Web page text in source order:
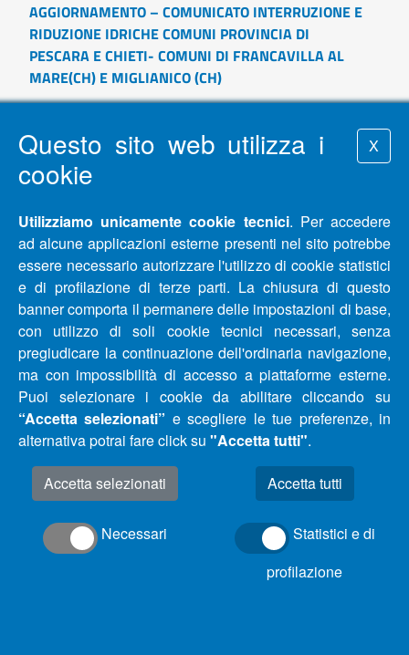
AGGIORNAMENTO – COMUNICATO INTERRUZIONE E
RIDUZIONE IDRICHE COMUNI PROVINCIA DI
PESCARA E CHIETI- COMUNI DI FRANCAVILLA AL
MARE(CH) E MIGLIANICO (CH)
AGGIORNAMENTO – COMUNICATO INTERRUZIONE E
RIDUZIONE IDRICHE COMUNI PROVINCIA DI
PESCARA E CHIETI DAL 25/09/2020 AL 29/09/2020
AGGIORNAMENTO – COMUNICATO INTERRUZIONE E
RIDUZIONE IDRICHE COMUNI PROVINCIA DI
PESCARA, CHIETI E TERAMO DAL 22/09/2020 AL
25/09/2020
AGGIORNAMENTO APERTURA UFFICIO CLIENTI E
SPORTELLI DI ACA SPA DI SILVI (TE)
COMUNICATO INTERRUZIONE IDRICA COMUNE DI
MONTESILVANO (PE)
AGGIORNAMENTO – COMUNICATO INTERRUZIONE E
PESCARA E CHIETI DAL 14/09/2020 AL 22/09/2020
AGGIORNAMENTO – COMUNICATO INTERRUZIONE E
Questo sito web utilizza i
cookie
X
Utilizziamo unicamente cookie tecnici. Per accedere
ad alcune applicazioni esterne presenti nel sito potrebbe
essere necessario autorizzare l'utilizzo di cookie statistici
e di profilazione di terze parti. La chiusura di questo
banner comporta il permanere delle impostazioni di base,
con utilizzo di soli cookie tecnici necessari, senza
pregiudicare la continuazione dell'ordinaria navigazione,
ma con impossibilità di accesso a piattaforme esterne.
Puoi selezionare i cookie da abilitare cliccando su
“Accetta selezionati” e scegliere le tue preferenze, in
alternativa potrai fare click su "Accetta tutti".
Accetta selezionati
Necessari
Statistici e di
profilazione